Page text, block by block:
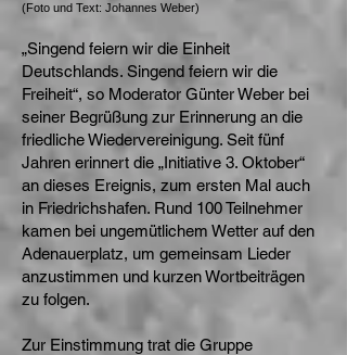
(Foto und Text: Johannes Weber)
„Singend feiern wir die Einheit
Deutschlands. Singend feiern wir die
Freiheit“, so Moderator Günter Weber bei
seiner Begrüßung zur Erinnerung an die
friedliche Wiedervereinigung. Seit fünf
Jahren erinnert die „Initiative 3. Oktober“
an dieses Ereignis, zum ersten Mal auch
in Friedrichshafen. Rund 100 Teilnehmer
kamen bei ungemütlichem Wetter auf den
Adenauerplatz, um gemeinsam Lieder
anzustimmen und kurzen Wortbeiträgen
zu folgen.
Zur Einstimmung trat die Gruppe